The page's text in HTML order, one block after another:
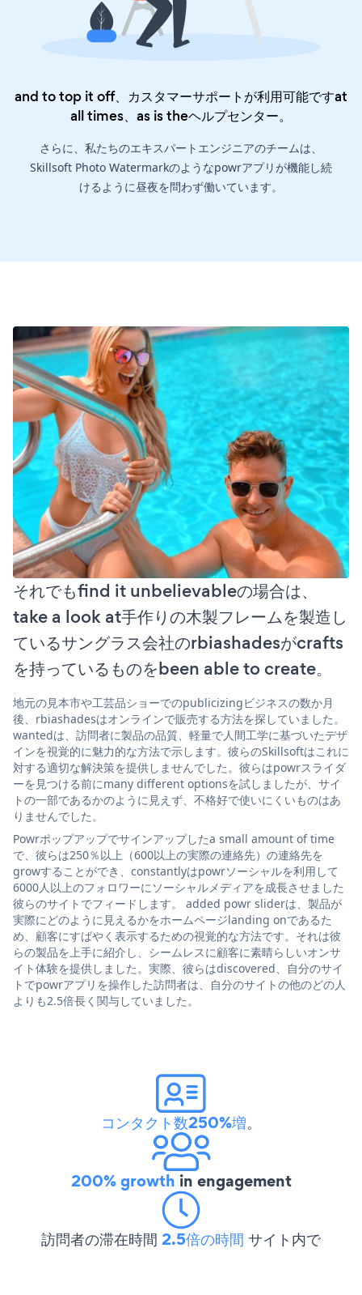
and to top it off、カスタマーサポートが利用可能ですat
all times、as is theヘルプセンター。
さらに、私たちのエキスパートエンジニアのチームは、
Skillsoft Photo Watermarkのようなpowrアプリが機能し続
けるように昼夜を問わず働いています。
それでもfind it unbelievableの場合は、
take a look at手作りの木製フレームを製造し
ているサングラス会社のrbiashadesがcrafts
を持っているものをbeen able to create。
地元の見本市や工芸品ショーでのpublicizingビジネスの数か月
後、rbiashadesはオンラインで販売する方法を探していました。
wantedは、訪問者に製品の品質、軽量で人間工学に基づいたデザ
インを視覚的に魅力的な方法で示します。彼らのSkillsoftはこれに
対する適切な解決策を提供しませんでした。彼らはpowrスライダ
ーを見つける前にmany different optionsを試しましたが、サイ
トの一部であるかのように見えず、不格好で使いにくいものはあ
りませんでした。
Powrポップアップでサインアップしたa small amount of time
で、彼らは250％以上（600以上の実際の連絡先）の連絡先を
growすることができ、constantlyはpowrソーシャルを利用して
6000人以上のフォロワーにソーシャルメディアを成長させました
彼らのサイトでフィードします。 added powr sliderは、製品が
実際にどのように見えるかをホームページlanding onであるた
め、顧客にすばやく表示するための視覚的な方法です。それは彼
らの製品を上手に紹介し、シームレスに顧客に素晴らしいオンサ
イト体験を提供しました。実際、彼らはdiscovered、自分のサイ
トでpowrアプリを操作した訪問者は、自分のサイトの他のどの人
よりも2.5倍長く関与していました。
コンタクト数250%増。
200% growth in engagement
訪問者の滞在時間 2.5倍の時間 サイト内で